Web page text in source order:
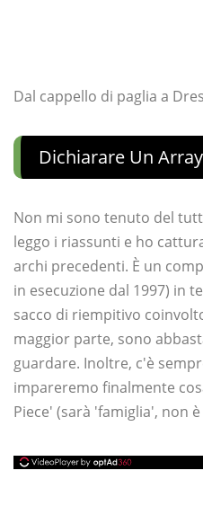
Dal cappello di paglia a
Dichiarare Un
Non mi sono tenuto del
leggo i riassunti e ho
archi precedenti. È un
in esecuzione dal 1997) in
sacco di riempitivo
maggior parte, sono
guardare. Inoltre, c'è
impareremo finalmente
Piece' (sarà 'famiglia', non è